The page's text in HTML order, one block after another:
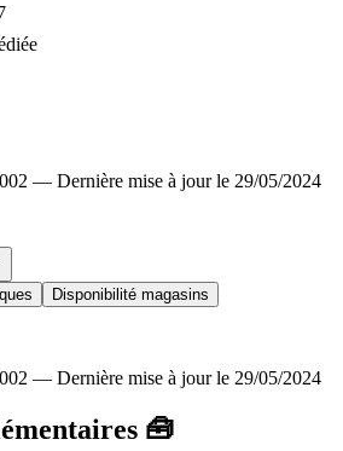
— Dernière mise à jour le 29/05/2024
Disponibilité magasins
— Dernière mise à jour le 29/05/2024
🧰